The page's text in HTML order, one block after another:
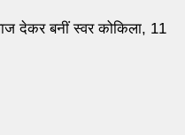
देकर बनीं स्वर कोकिला, 11